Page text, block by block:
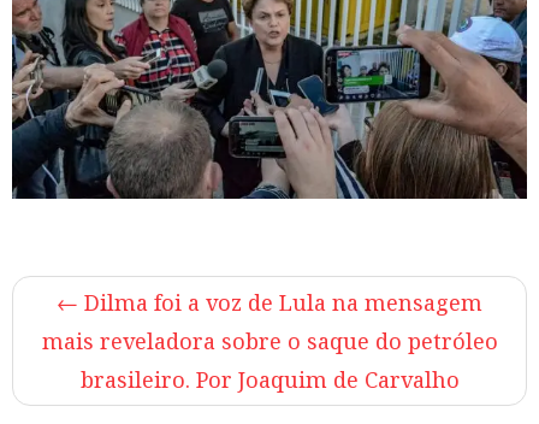
← Dilma foi a voz de Lula na mensagem
mais reveladora sobre o saque do petróleo
brasileiro. Por Joaquim de Carvalho